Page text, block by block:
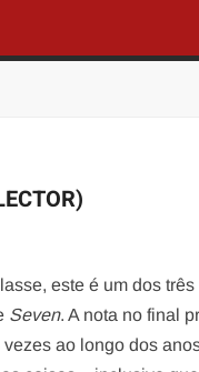
este é um dos
Seven. A nota no final
ao longo dos